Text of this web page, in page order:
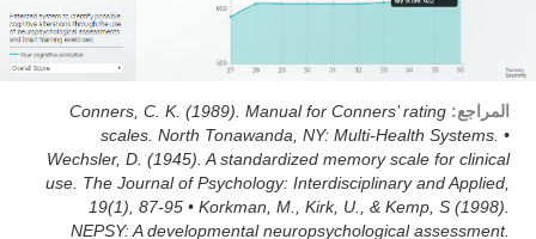
المراجع: Conners, C. K. (1989). Manual for Conners’ rating
scales. North Tonawanda, NY: Multi-Health Systems. •
Wechsler, D. (1945). A standardized memory scale for clinical
use. The Journal of Psychology: Interdisciplinary and Applied,
19(1), 87-95 • Korkman, M., Kirk, U., & Kemp, S (1998).
NEPSY: A developmental neuropsychological assessment.